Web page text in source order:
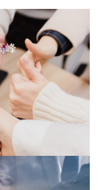
峰